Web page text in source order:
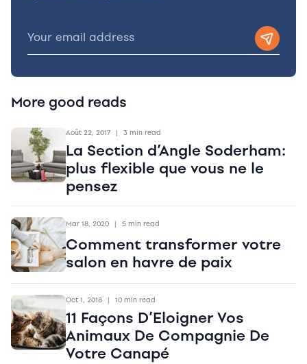
More good reads
Août 22, 2017 | 3 min read
La Section d’Angle Soderham:
plus flexible que vous ne le
pensez
Mar 18, 2020 | 5 min read
Comment transformer votre
salon en havre de paix
Oct 1, 2018 | 10 min read
11 Façons D’Eloigner Vos
Animaux De Compagnie De
Votre Canapé